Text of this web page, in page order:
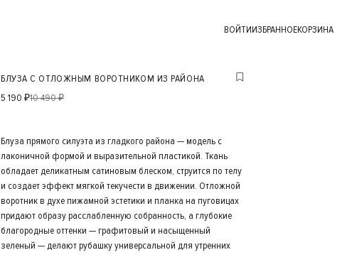
ВОЙТИИЗБРАННОЕКОРЗИНА
БЛУЗА С ОТЛОЖНЫМ ВОРОТНИКОМ ИЗ РАЙОНА
5 190 ₽10 490 ₽
Блуза прямого силуэта из гладкого района — модель с
лаконичной формой и выразительной пластикой. Ткань
обладает деликатным сатиновым блеском, струится по телу
и создает эффект мягкой текучести в движении. Отложной
воротник в духе пижамной эстетики и планка на пуговицах
придают образу расслабленную собранность, а глубокие
благородные оттенки — графитовый и насыщенный
зеленый — делают рубашку универсальной для утренних